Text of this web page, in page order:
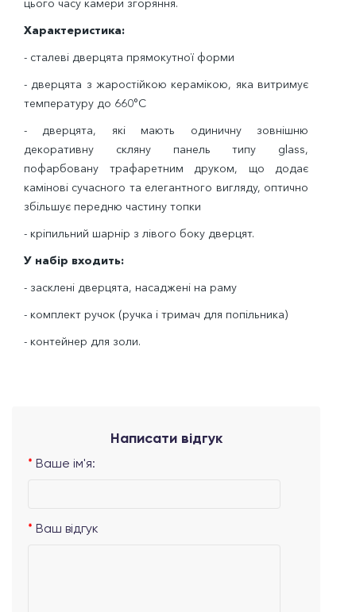
цього часу камери згоряння.
Характеристика:
- сталеві дверцята прямокутної форми
- дверцята з жаростійкою керамікою, яка витримує
температуру до 660°С
- дверцята, які мають одиничну зовнішню
декоративну скляну панель типу glass,
пофарбовану трафаретним друком, що додає
камінові сучасного та елегантного вигляду, оптично
збільшує передню частину топки
- кріпильний шарнір з лівого боку дверцят.
У набір входить:
- засклені дверцята, насаджені на раму
- комплект ручок (ручка і тримач для попільника)
- контейнер для золи.
Написати відгук
Ваше ім'я:
Ваш відгук